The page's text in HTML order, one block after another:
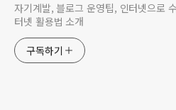
자기계발, 블로그 운영팁, 인터넷으로
터넷 활용법 소개
구독하기